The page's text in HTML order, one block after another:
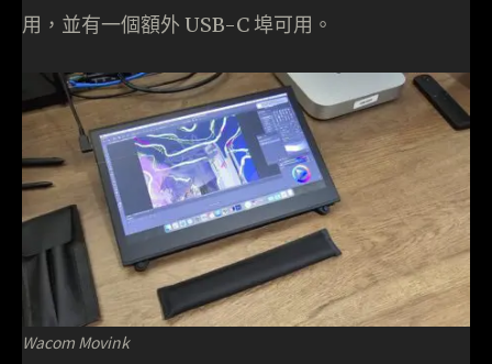
用，並有一個額外 USB-C 埠可用。
Wacom Movink